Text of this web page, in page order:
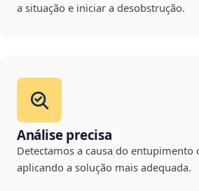
a situação e iniciar a desobstrução.
Análise precisa
Detectamos a causa do entupimento
aplicando a solução mais adequada.